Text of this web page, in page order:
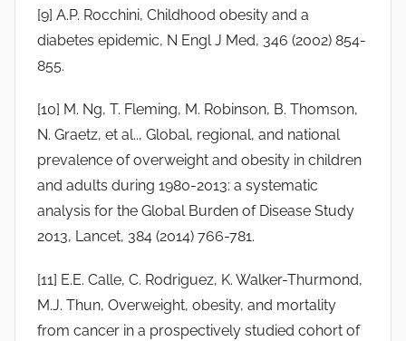
[9] A.P. Rocchini, Childhood obesity and a
diabetes epidemic, N Engl J Med, 346 (2002) 854-
855.
[10] M. Ng, T. Fleming, M. Robinson, B. Thomson,
N. Graetz, et al.., Global, regional, and national
prevalence of overweight and obesity in children
and adults during 1980-2013: a systematic
analysis for the Global Burden of Disease Study
2013, Lancet, 384 (2014) 766-781.
[11] E.E. Calle, C. Rodriguez, K. Walker-Thurmond,
M.J. Thun, Overweight, obesity, and mortality
from cancer in a prospectively studied cohort of